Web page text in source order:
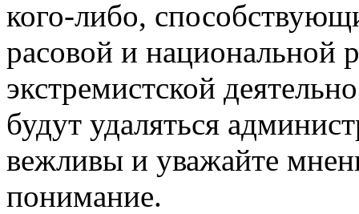
кого-либо,
расовой и национальной
экстремистской
будут удаляться
вежливы и уважайте
понимание.